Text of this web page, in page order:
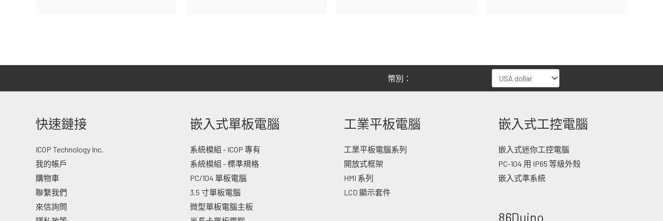
幣別：
快速鏈接
ICOP Technology Inc.
我的帳戶
購物車
聯繫我們
來信詢問
嵌入式單板電腦
系統模組 - ICOP 專有
系統模組 - 標準規格
PC/104 單板電腦
3.5 寸單板電腦
微型單板電腦主板
工業平板電腦
工業平板電腦系列
開放式框架
HMI 系列
LCD 顯示套件
嵌入式工控電腦
嵌入式迷你工控電腦
PC-104 用 IP65 等級外殼
嵌入式準系統
86Duino